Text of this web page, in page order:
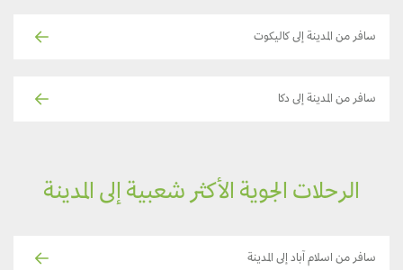
سافر من المدينة إلى كاليكوت
سافر من المدينة إلى دكا
الرحلات الجوية الأكثر شعبية إلى المدينة
سافر من اسلام آباد إلى المدينة